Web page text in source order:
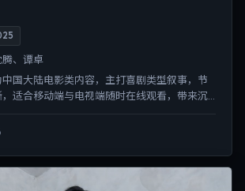
、谭卓
中国大陆电影类内容，主打喜剧类型叙事，节
适合移动端与电视端随时在线观看，带来沉